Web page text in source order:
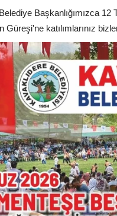
Başkanlığımızca
Güreşi'ne katılımlarınız